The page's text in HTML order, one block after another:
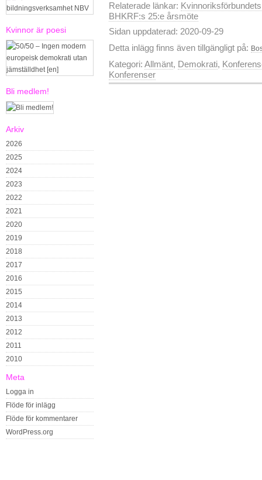
Kvinnor är poesi
Bli medlem!
Arkiv
2026
2025
2024
2023
2022
2021
2020
2019
2018
2017
2016
2015
2014
2013
2012
2011
2010
Meta
Logga in
Flöde för inlägg
Flöde för kommentarer
WordPress.org
Relaterade länkar:
BHKRF:s 25:e årsmöte
Sidan uppdaterad: 2020-09-29
Detta inlägg finns även tillgängligt på:
Kategori: Allmänt, Demokrati,
Konferenser